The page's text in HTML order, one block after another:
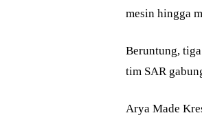
mesin hingga
Beruntung,
tim SAR
Arya Made